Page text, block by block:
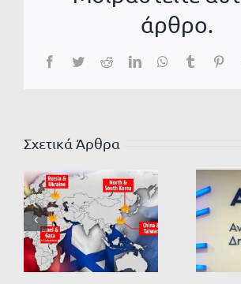
άρθρο.
Facebook
TwitterRedditLinkedInWhatsApp
Tumblr
Σχετικά Άρθρα